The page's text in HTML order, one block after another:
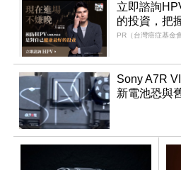
立即諮詢
的投資，把
PR（台灣癌症基金會
Sony A7R
新電池恐與